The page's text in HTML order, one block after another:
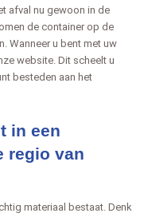
afval nu gewoon in de
de container op de
Wanneer u bent met uw
website. Dit scheelt u
besteden aan het
in een
regio van
materiaal bestaat. Denk